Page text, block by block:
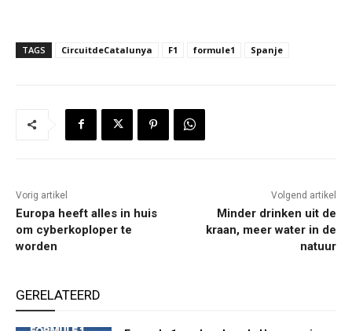
TAGS CircuitdeCatalunya F1 formule1 Spanje
Vorig artikel
Europa heeft alles in huis
om cyberkoploper te
worden
Volgend artikel
Minder drinken uit de
kraan, meer water in de
natuur
GERELATEERD